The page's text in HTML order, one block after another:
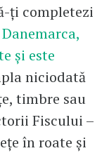
ţi completezi
Danemarca,
şi este
niciodată
timbre sau
Fiscului –
în roate și